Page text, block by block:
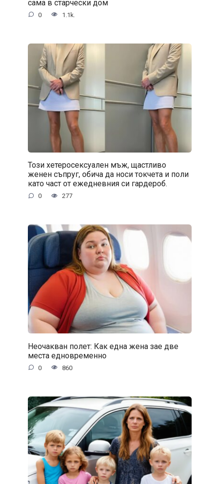
сама в старчески дом
0 1.1k.
Този хетеросексуален мъж, щастливо
женен съпруг, обича да носи токчета и поли
като част от ежедневния си гардероб.
0 277
Неочакван полет: Как една жена зае две
места едновременно
0 860